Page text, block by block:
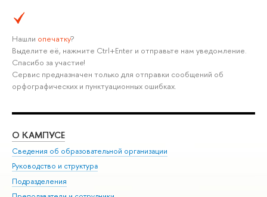
Нашли опечатку?
Выделите её, нажмите Ctrl+Enter и отправьте нам уведомление.
Спасибо за участие!
Сервис предназначен только для отправки сообщений об
орфографических и пунктуационных ошибках.
О КАМПУСЕ
Сведения об образовательной организации
Руководство и структура
Подразделения